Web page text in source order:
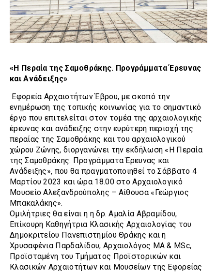
«Η Περαία της Σαμοθράκης. Προγράμματα Έρευνας
και Ανάδειξης»
Εφορεία Αρχαιοτήτων Έβρου, με σκοπό την
ενημέρωση της τοπικής κοινωνίας για το σημαντικό
έργο που επιτελείται στον τομέα της αρχαιολογικής
έρευνας και ανάδειξης στην ευρύτερη περιοχή της
περαίας της Σαμοθράκης και του αρχαιολογικού
χώρου Ζώνης, διοργανώνει την εκδήλωση «Η Περαία
της Σαμοθράκης. Προγράμματα Έρευνας και
Ανάδειξης», που θα πραγματοποιηθεί το Σάββατο 4
Μαρτίου 2023 και ώρα 18.00 στο Αρχαιολογικό
Μουσείο Αλεξανδρούπολης – Αίθουσα «Γεώργιος
Μπακαλάκης».
Ομιλήτριες θα είναι η η δρ. Αμαλία Αβραμίδου,
Επίκουρη Καθηγήτρια Κλασικής Αρχαιολογίας του
Δημοκριτείου Πανεπιστημίου Θράκης και η
Χρυσαφένια Παρδαλίδου, Αρχαιολόγος MA & MSc,
Προϊσταμένη του Τμήματος Προϊστορικών και
Κλασικών Αρχαιοτήτων και Μουσείων της Εφορείας